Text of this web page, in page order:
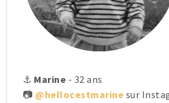
⚓ Marine - 32 ans
📷 @hellocestmarine sur